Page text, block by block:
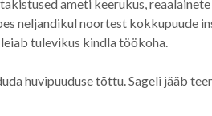
ameti keerukus, reaalainete
neljandikul noortest kokkupuude
tulevikus kindla töökoha.
huvipuuduse tõttu. Sageli jääb